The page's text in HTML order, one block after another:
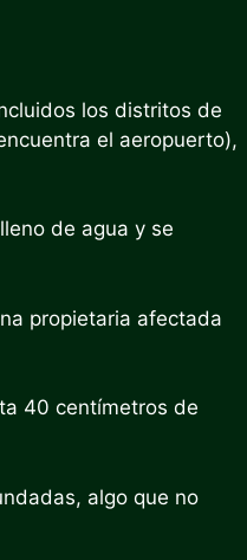
los distritos de
el aeropuerto),
de agua y se
propietaria afectada
40 centímetros de
algo que no